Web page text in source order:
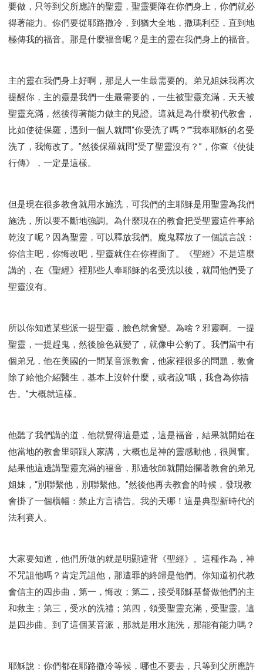
要做，只等到父所應許的聖靈，聖靈要降在你們身上，你們就必
得著能力。你們要從耶路撒冷，到猶大全地，撒瑪利亞，直到地
極傳我的福音。那是什麼福音呢？是主的靈在我們身上的福音。
主的靈在我們身上好啊，那是人一生最需要的。弟兄姐妹我再次
提醒你，主的靈是我們一生最需要的，一生被聖靈充滿，天天被
聖靈充滿，然後得著能力做主的見證。這就是為什麼初代教會，
比如使徒保羅，遇到一個人就問“你受洗了嗎？”“我奉耶穌的名受
洗了，我悔改了。”然後保羅就問“受了聖靈沒有？”，你查《使徒
行傳》，一定是這樣。
但是現在很多教會就用水施洗，可我們的主耶穌是用聖靈為我們
施洗，所以要不斷地強調。為什麼現在的教會把受聖靈這件事給
乾沒了呢？因為聖靈，可以釋放我們。魔鬼釋放了一個謊言說：
你信主吧，你悔改吧，聖靈就住在你裡面了。《聖經》不是這麼
講的，在《聖經》裡那些人奉耶穌的名受洗以後，就問他們受了
聖靈沒有。
所以你知道某些派一提聖靈，臉色就會變。為啥？邪靈啊。一提
聖靈，一提趕鬼，然後臉色就變了，就像申公豹了。我們當中有
個弟兄，他在美國的一間某音派教會，他家裡很多的問題，教會
除了給他介紹醫生，基本上沒幹什麼，或者說“哦，我會為你禱
告。”大概就這樣。
他聽了我們講的道，他就覺得這是道，這是福音，結果就開始在
他當地的教會里頭跟人家講，大概也是神的靈感動他，很興奮。
結果他這邊講聖靈充滿的福音，那邊牧師就開始攔著教會的弟兄
姐妹，“別聯繫他，別聯繫他。”然後他再去教會的時候，發現教
會掛了一個橫幅：禁止方言禱告。我的天哪！這是典型新時代的
法利賽人。
大家要知道，他們所做的就是明顯違背《聖經》。這種作為，神
不咒詛他嗎？肯定咒詛他，那遭罪的終歸是他們。你知道初代教
會信主的四步曲，第一，悔改；第二，接受耶穌基督做他們的主
和救主；第三，受水的洗禮；第四，領受聖靈充滿，受聖靈。這
是四步曲。到了這個某音派，那就是用水施洗，那能有能力嗎？
耶穌說：你們都在耶路撒冷等候，哪也不要去，只等到父所應許